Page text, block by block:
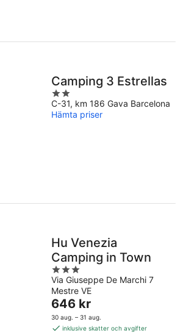
Camping 3 Estrellas
2
out
of
C-31, km 186 Gava Barcelona
Hämta priser
Hu Venezia
Camping in Town
3
out
of
5
Via Giuseppe De Marchi 7
Mestre VE
Priset
är
646 kr
646 kr
30 aug. – 31 aug.
inklusive skatter och avgifter